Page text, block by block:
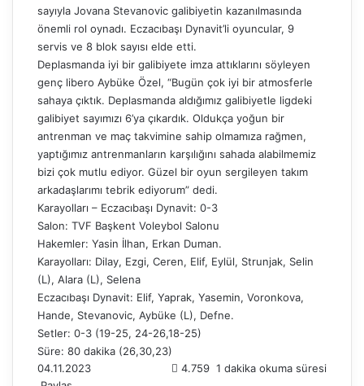
sayıyla Jovana Stevanovic galibiyetin kazanılmasında
önemli rol oynadı. Eczacıbaşı Dynavit’li oyuncular, 9
servis ve 8 blok sayısı elde etti.
Deplasmanda iyi bir galibiyete imza attıklarını söyleyen
genç libero Aybüke Özel, “Bugün çok iyi bir atmosferle
sahaya çıktık. Deplasmanda aldığımız galibiyetle ligdeki
galibiyet sayımızı 6’ya çıkardık. Oldukça yoğun bir
antrenman ve maç takvimine sahip olmamıza rağmen,
yaptığımız antrenmanların karşılığını sahada alabilmemiz
bizi çok mutlu ediyor. Güzel bir oyun sergileyen takım
arkadaşlarımı tebrik ediyorum” dedi.
Karayolları – Eczacıbaşı Dynavit: 0-3
Salon: TVF Başkent Voleybol Salonu
Hakemler: Yasin İlhan, Erkan Duman.
Karayolları: Dilay, Ezgi, Ceren, Elif, Eylül, Strunjak, Selin
(L), Alara (L), Selena
Eczacıbaşı Dynavit: Elif, Yaprak, Yasemin, Voronkova,
Hande, Stevanovic, Aybüke (L), Defne.
Setler: 0-3 (19-25, 24-26,18-25)
Süre: 80 dakika (26,30,23)
04.11.2023
4.759 1 dakika okuma süresi